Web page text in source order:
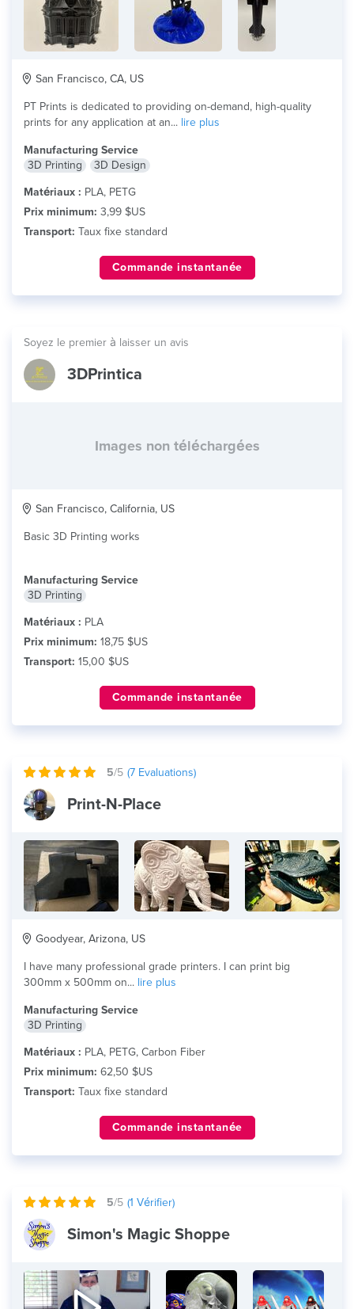
San Francisco, CA, US
PT Prints is dedicated to providing on-demand, high-quality
prints for any application at an... lire plus
Manufacturing Service
3D Printing
3D Design
Matériaux : PLA, PETG
Prix minimum: 3,99 $US
Transport: Taux fixe standard
Commande instantanée
Soyez le premier à laisser un avis
3DPrintica
Images non téléchargées
San Francisco, California, US
Basic 3D Printing works
Manufacturing Service
3D Printing
Matériaux : PLA
Prix minimum: 18,75 $US
Transport: 15,00 $US
Commande instantanée
5/5 (7 Evaluations)
Print-N-Place
Goodyear, Arizona, US
I have many professional grade printers. I can print big
300mm x 500mm on... lire plus
Manufacturing Service
3D Printing
Matériaux : PLA, PETG, Carbon Fiber
Prix minimum: 62,50 $US
Transport: Taux fixe standard
Commande instantanée
5/5 (1 Vérifier)
Simon's Magic Shoppe